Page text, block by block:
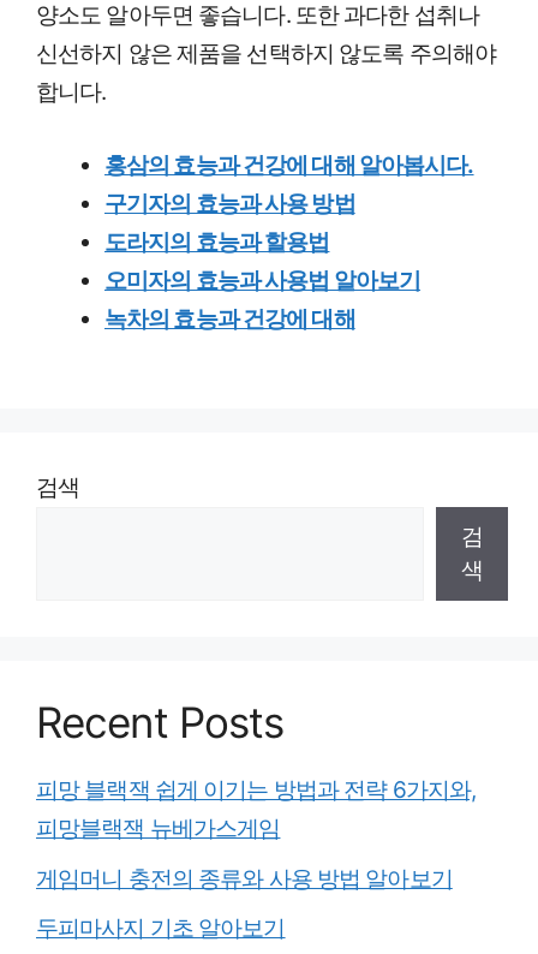
양소도 알아두면 좋습니다. 또한 과다한 섭취나
신선하지 않은 제품을 선택하지 않도록 주의해야
합니다.
홍삼의 효능과 건강에 대해 알아봅시다.
구기자의 효능과 사용 방법
도라지의 효능과 할용법
오미자의 효능과 사용법 알아보기
녹차의 효능과 건강에 대해
검색
검
색
Recent Posts
피망 블랙잭 쉽게 이기는 방법과 전략 6가지와,
피망블랙잭 뉴베가스게임
게임머니 충전의 종류와 사용 방법 알아보기
두피마사지 기초 알아보기